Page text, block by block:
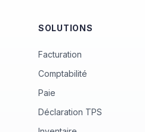
SOLUTIONS
Facturation
Comptabilité
Paie
Déclaration TPS